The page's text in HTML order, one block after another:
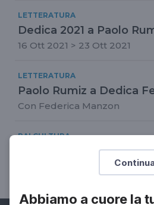
Abbiamo a cuore la
LETTERATURA
Dedica 2021 a Paolo
16 Ott 2021 > 23 Ott 2021
LETTERATURA
Paolo Rumiz a Dedica
Con Federica Manzon
RAI CULTURA
Il paesaggio sintesi di
Simone Quilici. L'Appia antica